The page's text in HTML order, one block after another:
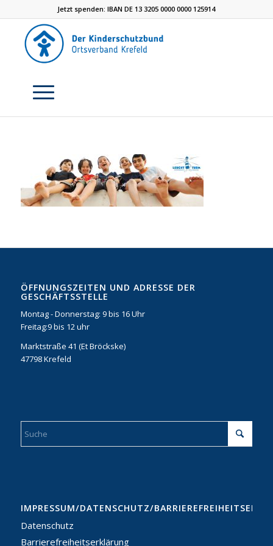
Jetzt spenden: IBAN DE 13 3205 0000 0000 125914
ÖFFNUNGSZEITEN UND ADRESSE DER
GESCHÄFTSSTELLE
Montag - Donnerstag: 9 bis 16 Uhr
Freitag:9 bis 12 uhr
Marktstraße 41 (Et Bröckske)
47798 Krefeld
IMPRESSUM/DATENSCHUTZ/
Datenschutz
Barrierefreiheitserklärung